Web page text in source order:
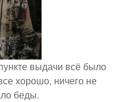
выдачи всё было
хорошо, ничего не
беды.